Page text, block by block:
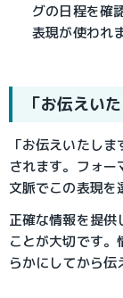
グの日程を確
表現が使われ
「お伝えい
「お伝えいたし
されます。フォー
文脈でこの表現を
正確な情報を提供
ことが大切です
らかにしてから伝